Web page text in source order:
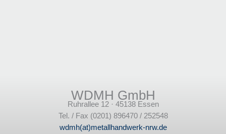
WDMH GmbH
Ruhrallee 12 · 45138 Essen
Tel. / Fax (0201) 896470 / 252548
wdmh(at)metallhandwerk-nrw.de